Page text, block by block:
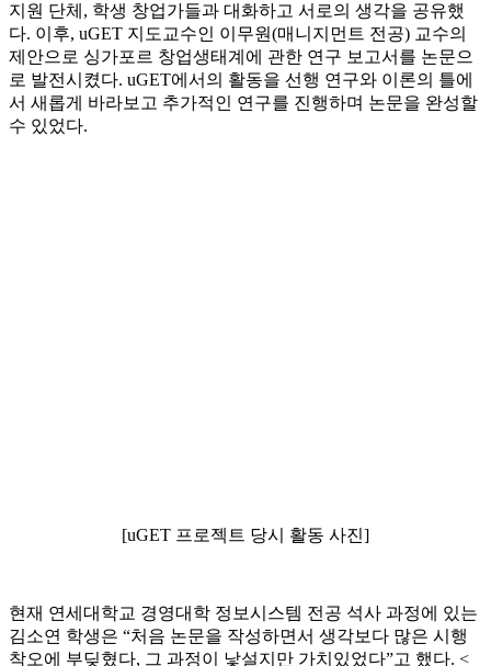
지원 단체, 학생 창업가들과 대화하고 서로의 생각을 공유했
다. 이후, uGET 지도교수인 이무원(매니지먼트 전공) 교수의
제안으로 싱가포르 창업생태계에 관한 연구 보고서를 논문으
로 발전시켰다. uGET에서의 활동을 선행 연구와 이론의 틀에
서 새롭게 바라보고 추가적인 연구를 진행하며 논문을 완성할
수 있었다.
[uGET 프로젝트 당시 활동 사진]
현재 연세대학교 경영대학 정보시스템 전공 석사 과정에 있는
김소연 학생은 “처음 논문을 작성하면서 생각보다 많은 시행
착오에 부딪혔다, 그 과정이 낯설지만 가치있었다”고 했다. <